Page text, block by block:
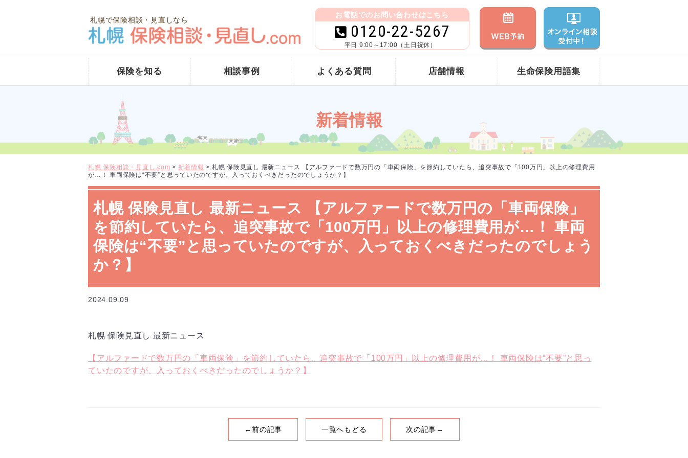
札幌で保険相談・見直しなら
お電話でのお問い合わせはこちら
0120-22-5267
平日 9:00～17:00（土日祝休）
保険を知る 相談事例 よくある質問 店舗情報 生命保険用語集
新着情報
札幌 保険相談・見直し.com > 新着情報 > 札幌 保険見直し 最新ニュース 【アルファードで数万円の「車両保険」を節約していたら、追突事故で「100万円」以上の修理費用
が…！ 車両保険は“不要”と思っていたのですが、入っておくべきだったのでしょうか？】
札幌 保険見直し 最新ニュース 【アルファードで数万円の「車両保険」
を節約していたら、追突事故で「100万円」以上の修理費用が…！ 車両
保険は“不要”と思っていたのですが、入っておくべきだったのでしょう
か？】
2024.09.09
札幌 保険見直し 最新ニュース
【アルファードで数万円の「車両保険」を節約していたら、追突事故で「100万円」以上の修理費用が…！ 車両保険は“不要”と思っ
ていたのですが、入っておくべきだったのでしょうか？】
←前の記事 一覧へもどる 次の記事→